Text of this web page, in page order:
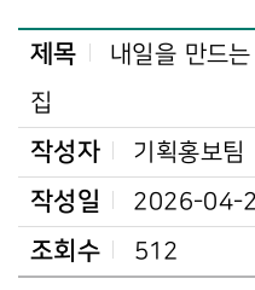
제목
내일을 만드
집
작성자 기획홍보팀
작성일 2026-04-
조회수 512